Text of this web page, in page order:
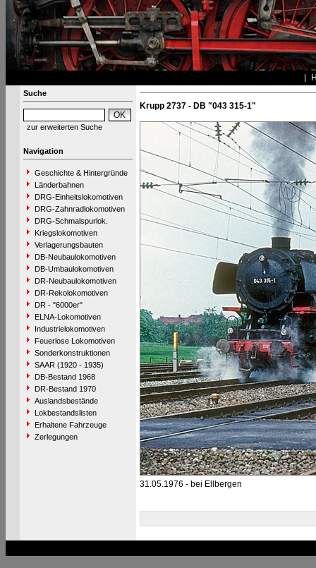
Suche
zur erweiterten Suche
Navigation
Geschichte & Hintergründe
Länderbahnen
DRG-Einheitslokomotiven
DRG-Zahnradlokomotiven
DRG-Schmalspurlok.
Kriegslokomotiven
Verlagerungsbauten
DB-Neubaulokomotiven
DB-Umbaulokomotiven
DR-Neubaulokomotiven
DR-Rekolokomotiven
DR - "6000er"
ELNA-Lokomotiven
Industrielokomotiven
Feuerlose Lokomotiven
Sonderkonstruktionen
SAAR (1920 - 1935)
DB-Bestand 1968
DR-Bestand 1970
Auslandsbestände
Lokbestandslisten
Erhaltene Fahrzeuge
Zerlegungen
Krupp 2737 - DB "043 315-1"
31.05.1976 - bei Ellbergen